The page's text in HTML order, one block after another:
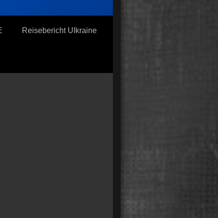
Reisebericht UIkraine